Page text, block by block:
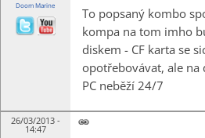
Doom Marine
To popsaný kombo
kompa na tom imho
diskem - CF karta se
opotřebovávat, ale
PC neběží 24/7
26/03/2013 -
14:47